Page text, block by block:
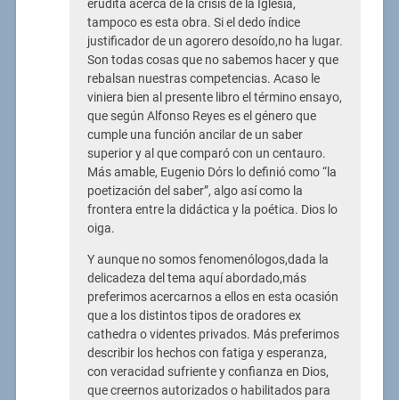
erudita acerca de la crisis de la Iglesia,
tampoco es esta obra. Si el dedo índice
justificador de un agorero desoído,no ha lugar.
Son todas cosas que no sabemos hacer y que
rebalsan nuestras competencias. Acaso le
viniera bien al presente libro el término ensayo,
que según Alfonso Reyes es el género que
cumple una función ancilar de un saber
superior y al que comparó con un centauro.
Más amable, Eugenio Dórs lo definió como “la
poetización del saber”, algo así como la
frontera entre la didáctica y la poética. Dios lo
oiga.
Y aunque no somos fenomenólogos,dada la
delicadeza del tema aquí abordado,más
preferimos acercarnos a ellos en esta ocasión
que a los distintos tipos de oradores ex
cathedra o videntes privados. Más preferimos
describir los hechos con fatiga y esperanza,
con veracidad sufriente y confianza en Dios,
que creernos autorizados o habilitados para